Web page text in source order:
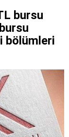
bursu
bölümleri